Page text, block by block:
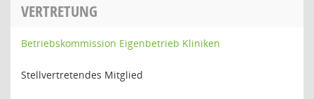
VERTRETUNG
Betriebskommission Eigenbetrieb Kliniken
Stellvertretendes Mitglied